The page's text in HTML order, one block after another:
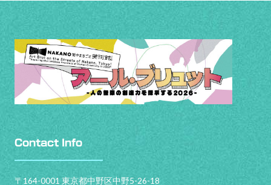
Contact Info
〒164-0001 東京都中野区中野5-26-18